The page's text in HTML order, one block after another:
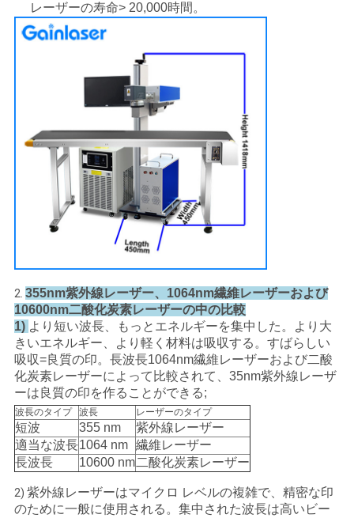
さ
PRIVACY
POLICY
レーザーの寿命> 20,000時間。
2. 355nm紫外線レーザー、1064nm繊維レーザーおよび
10600nm二酸化炭素レーザーの中の比較
1) より短い波長、もっとエネルギーを集中した。より大
きいエネルギー、より軽く材料は吸収する。すばらしい
吸収=良質の印。長波長1064nm繊維レーザーおよび二酸
化炭素レーザーによって比較されて、35nm紫外線レーザ
ーは良質の印を作ることができる;
波長のタイプ 波長 レーザーのタイプ
短波 355 nm
紫外線レーザー
適当な波長1064 nm 繊維レーザー
長波長
10600 nm二酸化炭素レーザー
2) 紫外線レーザーはマイクロ レベルの複雑で、精密な印
のために一般に使用される。集中された波長は高いビー